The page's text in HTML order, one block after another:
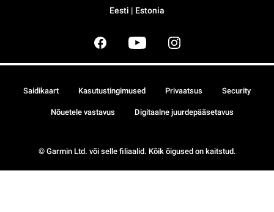
Eesti | Estonia
© Garmin Ltd. või selle filiaalid. Kõik õigused on kaitstud.
Saidikaart Kasutustingimused Privaatsus Security
Nõuetele vastavus Digitaalne juurdepääsetavus